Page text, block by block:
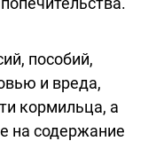
пособий,
и вреда,
кормильца, а
на содержание